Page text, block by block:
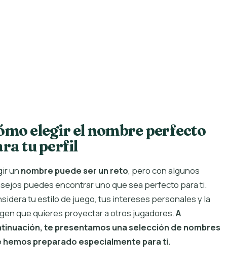
elegir el nombre perfecto
tu perfil
un nombre puede ser un reto, pero con algunos
puedes encontrar uno que sea perfecto para ti.
tu estilo de juego, tus intereses personales y la
que quieres proyectar a otros jugadores.A
te presentamos una selección de nombres
hemos preparado especialmente para ti.